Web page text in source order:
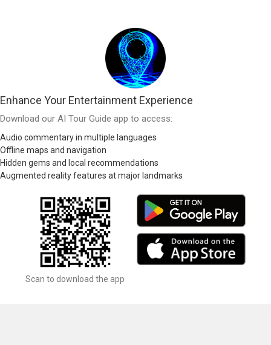
Enhance Your Entertainment Experience
Download our AI Tour Guide app to access:
Audio commentary in multiple languages
Offline maps and navigation
Hidden gems and local recommendations
Augmented reality features at major landmarks
Scan to download the app